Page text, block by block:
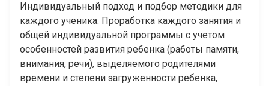
Индивидуальный подход и подбор методики для
каждого ученика. Проработка каждого занятия и
общей индивидуальной программы с учетом
особенностей развития ребенка (работы памяти,
внимания, речи), выделяемого родителями
времени и степени загруженности ребенка,